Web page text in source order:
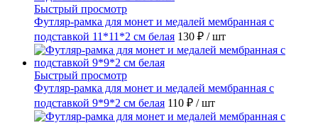
Быстрый просмотр
Футляр-рамка для монет и медалей мембранная с
подставкой 11*11*2 см белая 130 ₽ / шт
Быстрый просмотр
Футляр-рамка для монет и медалей мембранная с
подставкой 9*9*2 см белая 110 ₽ / шт